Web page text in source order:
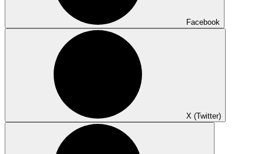
Facebook
X (Twitter)